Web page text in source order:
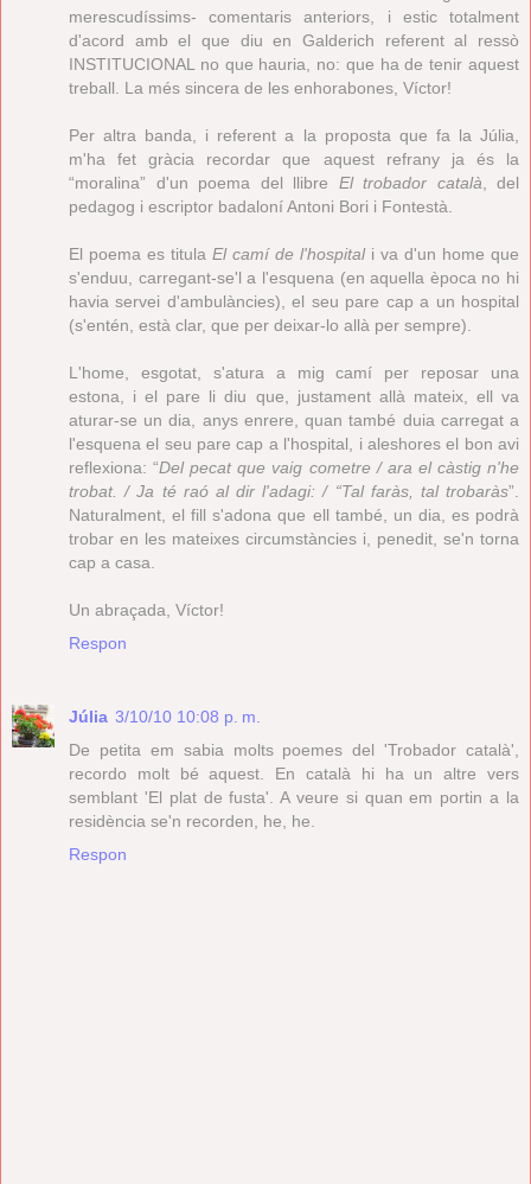
merescudíssims- comentaris anteriors, i estic totalment
d'acord amb el que diu en Galderich referent al ressò
INSTITUCIONAL no que hauria, no: que ha de tenir aquest
treball. La més sincera de les enhorabones, Víctor!
Per altra banda, i referent a la proposta que fa la Júlia,
m'ha fet gràcia recordar que aquest refrany ja és la
“moralina” d'un poema del llibre El trobador català , del
pedagog i escriptor badaloní Antoni Bori i Fontestà.
El poema es titula El camí de l'hospitali va d'un home que
s'enduu, carregant-se'l a l'esquena (en aquella època no hi
havia servei d'ambulàncies), el seu pare cap a un hospital
(s'entén, està clar, que per deixar-lo allà per sempre).
L'home, esgotat, s'atura a mig camí per reposar una
estona, i el pare li diu que, justament allà mateix, ell va
aturar-se un dia, anys enrere, quan també duia carregat a
l'esquena el seu pare cap a l'hospital, i aleshores el bon avi
reflexiona: “Del pecat que vaig cometre / ara el càstig n'he
trobat. / Ja té raó al dir l'adagi: / “Tal faràs, tal trobaràs”.
Naturalment, el fill s'adona que ell també, un dia, es podrà
trobar en les mateixes circumstàncies i, penedit, se'n torna
cap a casa.
Un abraçada, Víctor!
Respon
Júlia 3/10/10 10:08 p. m.
De petita em sabia molts poemes del 'Trobador català',
recordo molt bé aquest. En català hi ha un altre vers
semblant 'El plat de fusta'. A veure si quan em portin a la
residència se'n recorden, he, he.
Respon